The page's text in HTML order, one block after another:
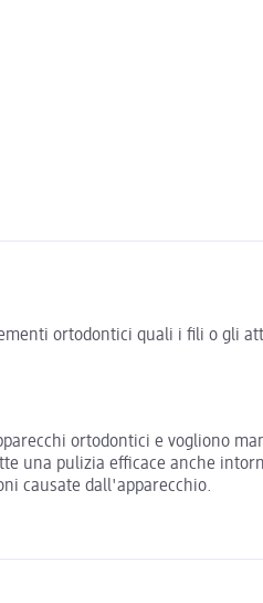
ortodontici quali i fili o gli
ortodontici e vogliono
una pulizia efficace anche
causate dall'apparecchio.